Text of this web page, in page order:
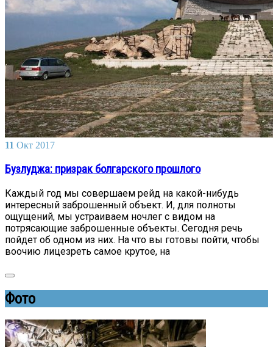
11 Окт 2017
Бузлуджа: призрак болгарского прошлого
Каждый год мы совершаем рейд на какой-нибудь
интересный заброшенный объект. И, для полноты
ощущений, мы устраиваем ночлег с видом на
потрясающие заброшенные объекты. Сегодня речь
пойдет об одном из них. На что вы готовы пойти, чтобы
воочию лицезреть самое крутое, на
Фото